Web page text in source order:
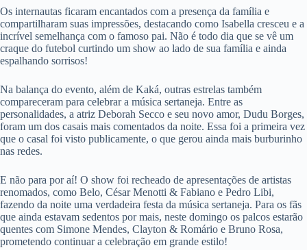
Os internautas ficaram encantados com a presença da família e
compartilharam suas impressões, destacando como Isabella cresceu e a
incrível semelhança com o famoso pai. Não é todo dia que se vê um
craque do futebol curtindo um show ao lado de sua família e ainda
espalhando sorrisos!
Na balança do evento, além de Kaká, outras estrelas também
compareceram para celebrar a música sertaneja. Entre as
personalidades, a atriz Deborah Secco e seu novo amor, Dudu Borges,
foram um dos casais mais comentados da noite. Essa foi a primeira vez
que o casal foi visto publicamente, o que gerou ainda mais burburinho
nas redes.
E não para por aí! O show foi recheado de apresentações de artistas
renomados, como Belo, César Menotti & Fabiano e Pedro Libi,
fazendo da noite uma verdadeira festa da música sertaneja. Para os fãs
que ainda estavam sedentos por mais, neste domingo os palcos estarão
quentes com Simone Mendes, Clayton & Romário e Bruno Rosa,
prometendo continuar a celebração em grande estilo!